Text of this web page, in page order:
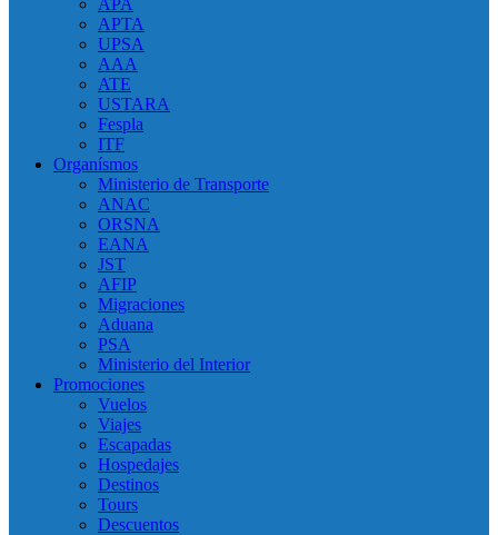
APA
APTA
UPSA
AAA
ATE
USTARA
Fespla
ITF
Organísmos
Ministerio de Transporte
ANAC
ORSNA
EANA
JST
AFIP
Migraciones
Aduana
PSA
Ministerio del Interior
Promociones
Vuelos
Viajes
Escapadas
Hospedajes
Destinos
Tours
Descuentos